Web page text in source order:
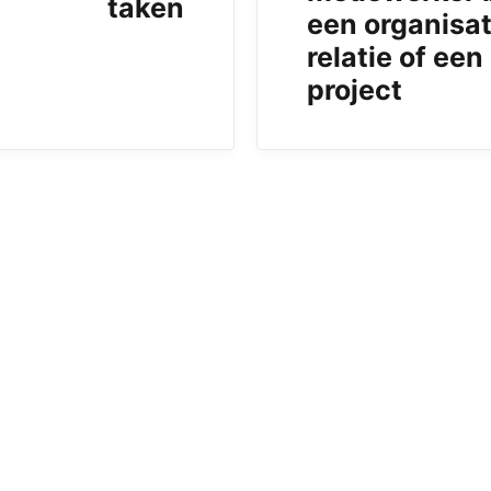
taken
een
relatie of een
project